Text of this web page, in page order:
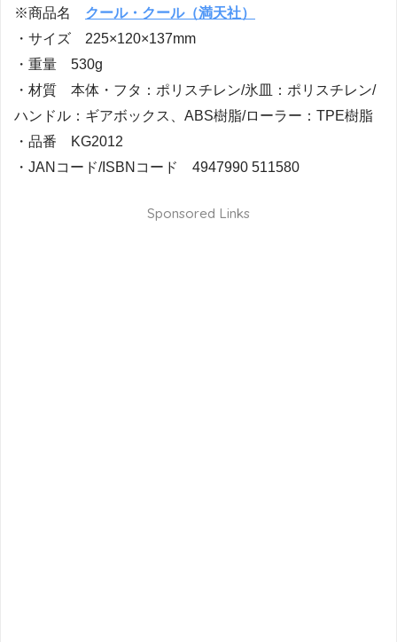
※商品名 クール・クール（満天社）
・サイズ 225×120×137mm
・重量 530g
・材質 本体・フタ：ポリスチレン/氷皿：ポリスチレン/
ハンドル：ギアボックス、ABS樹脂/ローラー：TPE樹脂
・品番 KG2012
・JANコード/ISBNコード 4947990 511580
Sponsored Links